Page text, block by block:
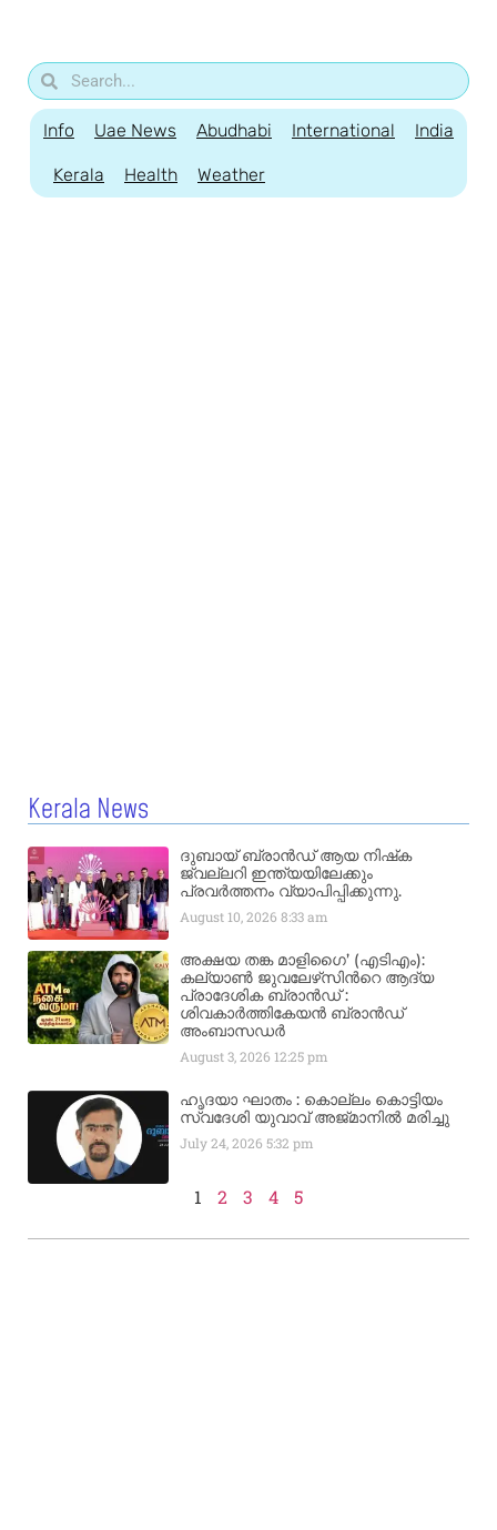
Info Uae News Abudhabi International India
Kerala Health Weather
Kerala News
ദുബായ് ബ്രാൻഡ് ആയ നിഷ്‌ക
ജ്വല്ലറി ഇന്ത്യയിലേക്കും
പ്രവർത്തനം വ്യാപിപ്പിക്കുന്നു.
August 10, 20268:33 am
അക്ഷയ തങ്ക മാളിഗൈ’ (എടിഎം):
കല്യാണ്‍ ജുവലേഴ്‌സിന്‍റെ ആദ്യ
പ്രാദേശിക ബ്രാന്‍ഡ് :
ശിവകാര്‍ത്തികേയന്‍ ബ്രാന്‍ഡ്
അംബാസഡര്‍
August 3, 2026 12:25 pm
ഹൃദയാ ഘാതം : കൊല്ലം കൊട്ടിയം
സ്വദേശി യുവാവ് അജ്മാനിൽ മരിച്ചു
July 24, 20265:32 pm
1 2 3 4 5